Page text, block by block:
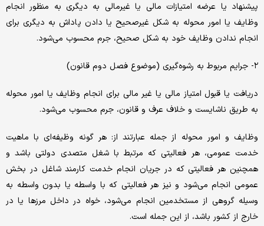
پیشنهاد یا عرضه امتیازات مالی یا غیرمالی به دیگری به منظور انجام
وظایف یا امور محوله به شکل غیرصحیح یا دادن پاداش به دیگری برای
انجام ندادن وظایف خود به شکل صحیح، جرم محسوب می‌شود.
۲- جرایم مربوط به رشوه‌گیری (موضوع فصل دوم قانون)
دریافت یا قبول امتیاز مالی یا غیر مالی برای انجام وظایف یا امور محوله
به طریق ناشایست و خلاف عرف و قانون، جرم محسوب می‌شود.
وظایف و امور محوله از جمله عبارتند از: هر گونه وظیفه‌ای با ماهیت
خدمت عمومی، هر فعالیتی که مرتبط با شغل متصدی دولتی باشد و
همچنین هر فعالیتی که در جریان انجام خدمت کارمند شاغل در بخش
عمومی انجام می‌شود و نیز هر فعالیتی که با واسطه یا بدون واسطه به
وسیله گروهی از مستخدمین انجام می‌شود، خواه در داخل مرزها یا در
خارج از کشور باشد، از این جمله است.